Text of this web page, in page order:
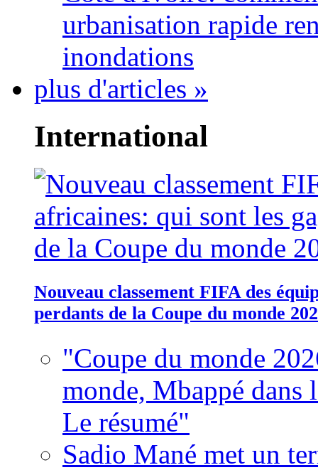
urbanisation rapide
inondations
plus d'articles »
International
Nouveau classement FIFA des
perdants de la Coupe du monde
"Coupe du monde
monde, Mbappé dans
Le résumé"
Sadio Mané met un